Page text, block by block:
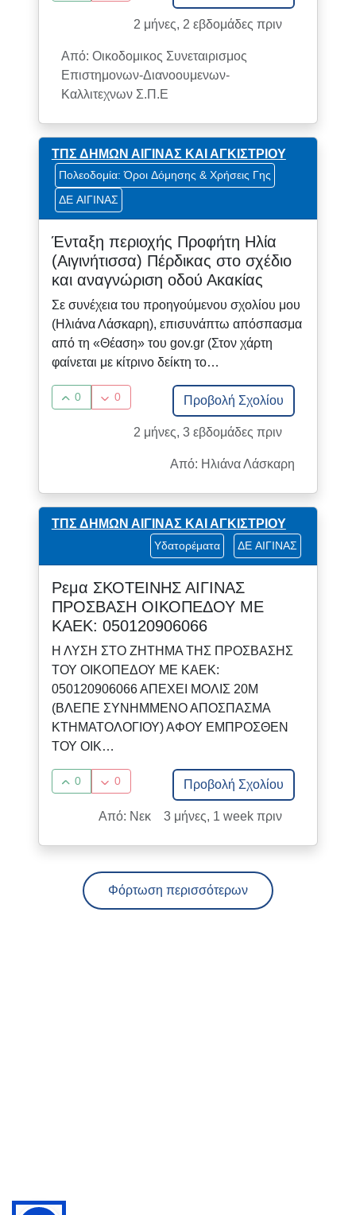
2 μήνες, 2 εβδομάδες πριν
Από: Οικοδομικος Συνεταιρισμος
Επιστημονων-Διανοουμενων-
Καλλιτεχνων Σ.Π.Ε
ΤΠΣ ΔΗΜΩΝ ΑΙΓΙΝΑΣ ΚΑΙ ΑΓΚΙΣΤΡΙΟΥ
Πολεοδομία: Όροι Δόμησης & Χρήσεις Γης
ΔΕ ΑΙΓΙΝΑΣ
Ένταξη περιοχής Προφήτη Ηλία
(Αιγινήτισσα) Πέρδικας στο σχέδιο
και αναγνώριση οδού Ακακίας
Σε συνέχεια του προηγούμενου σχολίου μου
(Ηλιάνα Λάσκαρη), επισυνάπτω απόσπασμα
από τη «Θέαση» του gov.gr (Στον χάρτη
φαίνεται με κίτρινο δείκτη το…
0 0 Προβολή Σχολίου
2 μήνες, 3 εβδομάδες πριν
Από: Ηλιάνα Λάσκαρη
ΤΠΣ ΔΗΜΩΝ ΑΙΓΙΝΑΣ ΚΑΙ ΑΓΚΙΣΤΡΙΟΥ
Υδατορέματα ΔΕ ΑΙΓΙΝΑΣ
Ρεμα ΣΚΟΤΕΙΝΗΣ ΑΙΓΙΝΑΣ
ΠΡΟΣΒΑΣΗ ΟΙΚΟΠΕΔΟΥ ΜΕ
ΚΑΕΚ: 050120906066
Η ΛΥΣΗ ΣΤΟ ΖΗΤΗΜΑ ΤΗΣ ΠΡΟΣΒΑΣΗΣ
ΤΟΥ ΟΙΚΟΠΕΔΟΥ ΜΕ ΚΑΕΚ:
050120906066 ΑΠΕΧΕΙ ΜΟΛΙΣ 20Μ
(ΒΛΕΠΕ ΣΥΝΗΜΜΕΝΟ ΑΠΟΣΠΑΣΜΑ
ΚΤΗΜΑΤΟΛΟΓΙΟΥ) ΑΦΟΥ ΕΜΠΡΟΣΘΕΝ
ΤΟΥ ΟΙΚ…
0 0 Προβολή Σχολίου
3 μήνες, 1 week πριν
Από: Νεκ
Φόρτωση περισσότερων